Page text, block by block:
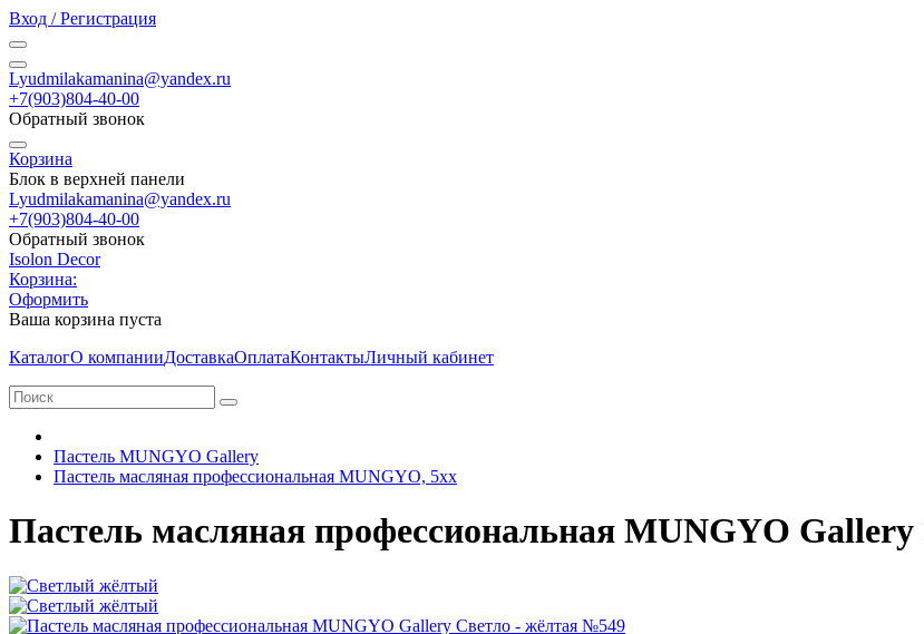
Вход / Регистрация
Lyudmilakamanina@yandex.ru
+7(903)804-40-00
Обратный звонок
Корзина
Блок в верхней панели
Lyudmilakamanina@yandex.ru
+7(903)804-40-00
Обратный звонок
Isolon Decor
Корзина:
Оформить
Ваша корзина пуста
КаталогО компанииДоставкаОплатаКонтактыЛичный кабинет
Пастель MUNGYO Gallery
Пастель масляная профессиональная MUNGYO, 5хх
Пастель масляная профессиональная MUNGYO